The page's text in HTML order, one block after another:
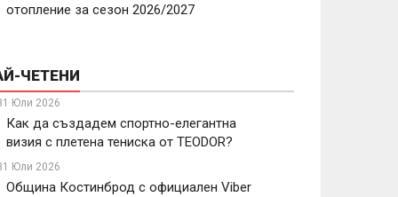
отопление за сезон 2026/2027
ЧЕТЕНИ
Юли 2026
Как да създадем спортно-елегантна
визия с плетена тениска от TEODOR?
Юли 2026
Община Костинброд с официален Viber